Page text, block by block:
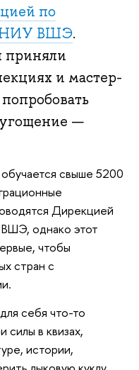
по
НИУ ВШЭ.
приняли
и мастер-
—
свыше 5200
Дирекцией
однако этот
чтобы
стран с
себя что-то
силы в квизах,
истории,